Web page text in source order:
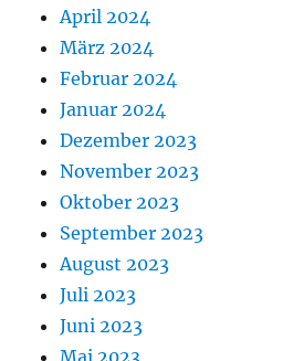
April 2024
März 2024
Februar 2024
Januar 2024
Dezember 2023
November 2023
Oktober 2023
September 2023
August 2023
Juli 2023
Juni 2023